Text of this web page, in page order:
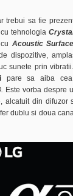
trebui sa fie
tehnologia
Acoustic Surface
dispozitive,
sunete prin vibratii.
pare sa aiba cea
Este vorba despre
alcatuit din difuzor
dublu si doua